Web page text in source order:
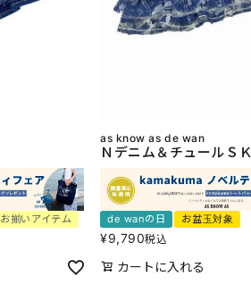
お揃いアイテム
as know as de wan
Ｎデニム＆チュールＳＫ
de wanの日 お盆玉対象
¥9,790税込
カートに入れる